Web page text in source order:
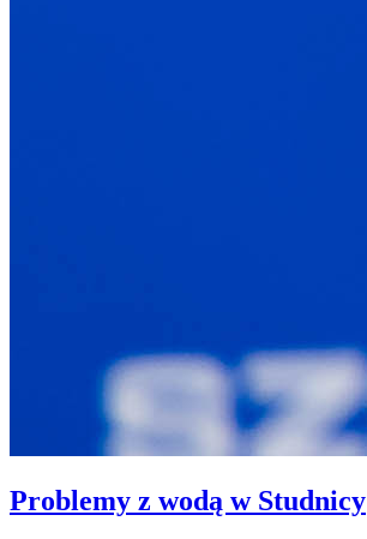
Problemy z wodą w Studnicy